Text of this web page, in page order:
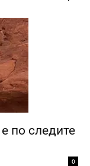
по следите
0